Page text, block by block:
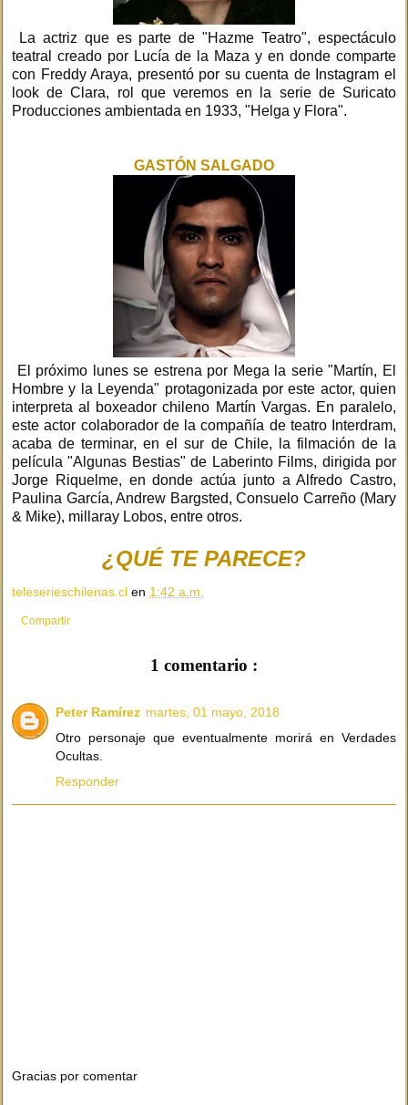
La actriz que es parte de "Hazme Teatro", espectáculo
teatral creado por Lucía de la Maza y en donde comparte
con Freddy Araya, presentó por su cuenta de Instagram el
look de Clara, rol que veremos en la serie de Suricato
Producciones ambientada en 1933, "Helga y Flora".
GASTÓN SALGADO
El próximo lunes se estrena por Mega la serie "Martín, El
Hombre y la Leyenda" protagonizada por este actor, quien
interpreta al boxeador chileno Martín Vargas. En paralelo,
este actor colaborador de la compañía de teatro Interdram,
acaba de terminar, en el sur de Chile, la filmación de la
película "Algunas Bestias" de Laberinto Films, dirigida por
Jorge Riquelme, en donde actúa junto a Alfredo Castro,
Paulina García, Andrew Bargsted, Consuelo Carreño (Mary
& Mike), millaray Lobos, entre otros.
¿QUÉ TE PARECE?
teleserieschilenas.cl en 1:42 a.m.
Compartir
1 comentario :
Peter Ramírez martes, 01 mayo, 2018
Otro personaje que eventualmente morirá en Verdades
Ocultas.
Responder
Gracias por comentar